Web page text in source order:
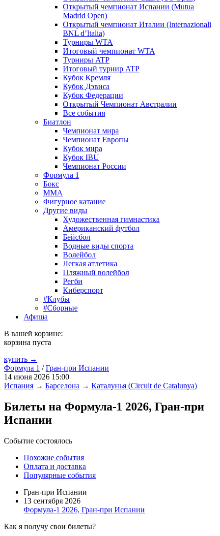
Открытый чемпионат Испании (Mutua
Madrid Open)
Открытый чемпионат Италии (Internazionali
BNL d’Italia)
Турниры WTA
Итоговый чемпионат WTA
Турниры ATP
Итоговый турнир ATP
Кубок Кремля
Кубок Дэвиса
Кубок Федерации
Открытый Чемпионат Австралии
Все события
Биатлон
Чемпионат мира
Чемпионат Европы
Кубок мира
Кубок IBU
Чемпионат России
Формула 1
Бокс
MMA
Фигурное катание
Другие виды
Художественная гимнастика
Американский футбол
Бейсбол
Водные виды спорта
Волейбол
Легкая атлетика
Пляжный волейбол
Регби
Киберспорт
#Клубы
#Сборные
Афиша
В вашей корзине:
корзина пуста
купить →
Формула 1 /Гран-при Испании
14 июня 2026 15:00
Испания → Барселона → Каталунья (Circuit de Catalunya)
Билеты на Формула-1 2026, Гран-при
Испании
Событие состоялось
Похожие события
Оплата и доставка
Популярные события
Гран-при Испании
13 сентября 2026
Формула-1 2026, Гран-при Испании
Как я получу свои билеты?